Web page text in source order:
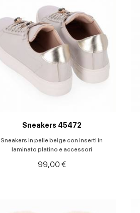
Sneakers 45472
Sneakers in pelle beige con inserti in
laminato platino e accessori
99,00 €